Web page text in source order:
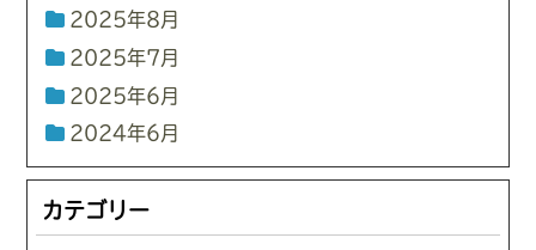
2025年8月
2025年7月
2025年6月
2024年6月
カテゴリー